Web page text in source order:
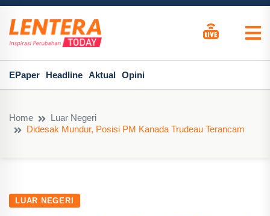
EPaper Headline Aktual Opini
Home
Luar Negeri
Didesak Mundur, Posisi PM Kanada Trudeau Terancam
LUAR NEGERI